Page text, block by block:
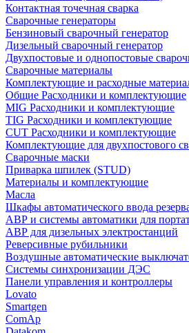
Контактная точечная сварка
Сварочные генераторы
Бензиновый сварочный генератор
Дизельный сварочный генератор
Двухпостовые и однопостовые
Сварочные материалы
Комплектующие и расходные
Общие Расходники и комплектующие
MIG Расходники и комплектующие
TIG Расходники и комплектующие
CUT Расходники и комплектующие
Комплектующие для двухпостового
Сварочные маски
Приварка шпилек (STUD)
Материалы и комплектующие
Масла
Шкафы автоматического ввода
АВР и системы автоматики для
АВР для дизельных электростанций
Реверсивные рубильники
Воздушные автоматические
Системы синхронизации ДЭС
Панели управления и контроллеры
Lovato
Smartgen
ComAp